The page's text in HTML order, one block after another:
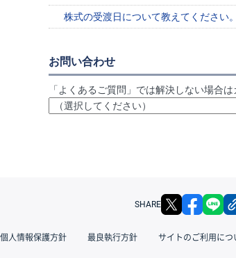
株式の受渡日について教えてください。
お問い合わせ
「よくあるご質問」では解決しない場合
SHARE X
個人情報保護方針 最良執行方針 サイトのご利用につ